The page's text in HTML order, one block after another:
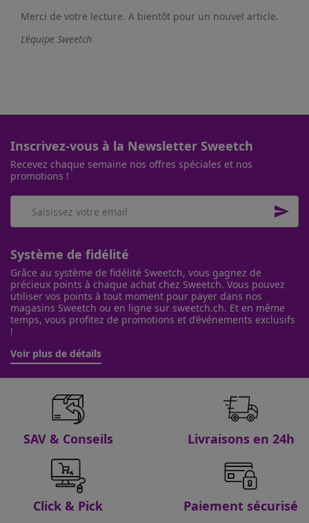
Merci de votre lecture. A bientôt pour un nouvel article.
L’équipe Sweetch
Inscrivez-vous à la Newsletter Sweetch
Recevez chaque semaine nos offres spéciales et nos
promotions !

Système de fidélité
Grâce au système de fidélité Sweetch, vous gagnez de
précieux points à chaque achat chez Sweetch. Vous pouvez
utiliser vos points à tout moment pour payer dans nos
magasins Sweetch ou en ligne sur sweetch.ch. Et en même
temps, vous profitez de promotions et d’événements exclusifs
!
Voir plus de détails
SAV & Conseils Livraisons en 24h
Click & Pick Paiement sécurisé